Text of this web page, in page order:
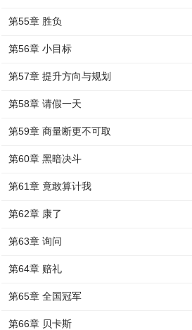
第55章 胜负
第56章 小目标
第57章 提升方向与规划
第58章 请假一天
第59章 商量断更不可取
第60章 黑暗决斗
第61章 竟敢算计我
第62章 康了
第63章 询问
第64章 赔礼
第65章 全国冠军
第66章 贝卡斯